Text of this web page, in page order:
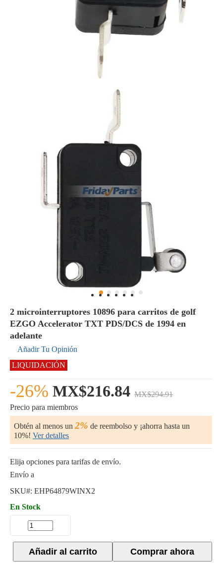
2 microinterruptores 10896 para carritos de golf
EZGO Accelerator TXT PDS/DCS de 1994 en
adelante
Añadir Tu Opinión
LIQUIDACIÓN
-26% MX$216.84 MX$294.91
Precio para miembros
Obtén al menos un 2% de reembolso y ¡ahorra hasta un
10%! Ver detalles
Elija opciones para tarifas de envío.
Envío a
SKU#: EHP64879WINX2
En Stock
Comprar ahora
Añadir al carrito